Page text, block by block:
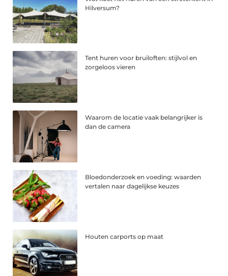
Hilversum?
Tent huren voor bruiloften: stijlvol en
zorgeloos vieren
Waarom de locatie vaak belangrijker is
dan de camera
Bloedonderzoek en voeding: waarden
vertalen naar dagelijkse keuzes
Houten carports op maat